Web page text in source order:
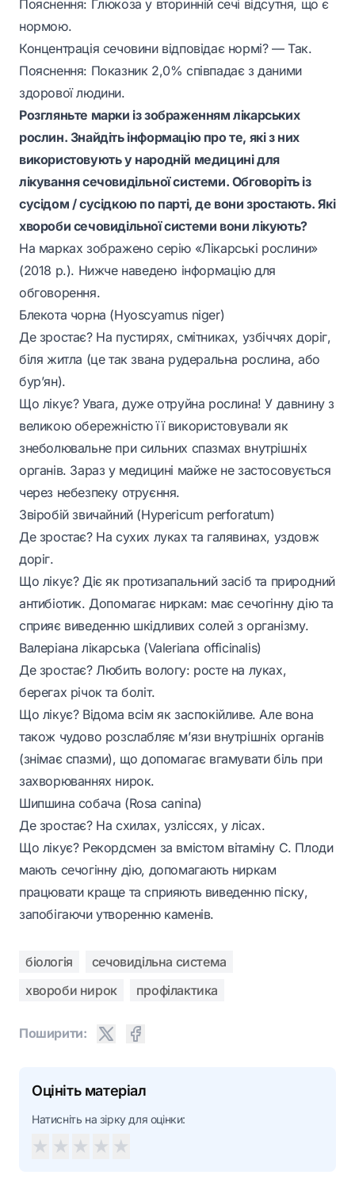
Пояснення: Глюкоза у вторинній сечі відсутня, що є
нормою.
Концентрація сечовини відповідає нормі? — Так.
Пояснення: Показник 2,0% співпадає з даними
здорової людини.
Розгляньте марки із зображенням лікарських
рослин. Знайдіть інформацію про те, які з них
використовують у народній медицині для
лікування сечовидільної системи. Обговоріть із
сусідом / сусідкою по парті, де вони зростають. Які
хвороби сечовидільної системи вони лікують?
На марках зображено серію «Лікарські рослини»
(2018 р.). Нижче наведено інформацію для
обговорення.
Блекота чорна (Hyoscyamus niger)
Де зростає? На пустирях, смітниках, узбіччях доріг,
біля житла (це так звана рудеральна рослина, або
бур’ян).
Що лікує? Увага, дуже отруйна рослина! У давнину з
великою обережністю її використовували як
знеболювальне при сильних спазмах внутрішніх
органів. Зараз у медицині майже не застосовується
через небезпеку отруєння.
Звіробій звичайний (Hypericum perforatum)
Де зростає? На сухих луках та галявинах, уздовж
доріг.
Що лікує? Діє як протизапальний засіб та природний
антибіотик. Допомагає ниркам: має сечогінну дію та
сприяє виведенню шкідливих солей з організму.
Валеріана лікарська (Valeriana officinalis)
Де зростає? Любить вологу: росте на луках,
берегах річок та боліт.
Що лікує? Відома всім як заспокійливе. Але вона
також чудово розслабляє м’язи внутрішніх органів
(знімає спазми), що допомагає вгамувати біль при
захворюваннях нирок.
Шипшина собача (Rosa canina)
Де зростає? На схилах, узліссях, у лісах.
Що лікує? Рекордсмен за вмістом вітаміну С. Плоди
мають сечогінну дію, допомагають ниркам
працювати краще та сприяють виведенню піску,
запобігаючи утворенню каменів.
біологія
сечовидільна система
хвороби нирок
профілактика
Поширити:
Оцініть матеріал
Натисніть на зірку для оцінки:
★ ★ ★ ★ ★